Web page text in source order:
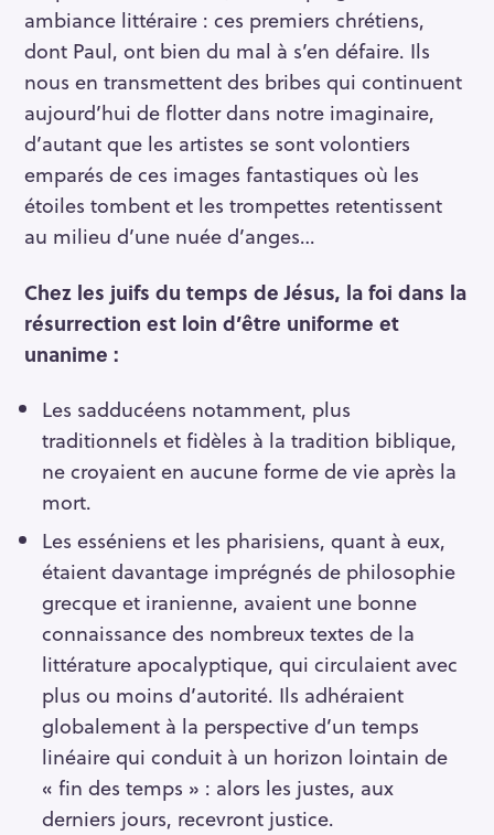
ambiance littéraire : ces premiers chrétiens,
dont Paul, ont bien du mal à s’en défaire. Ils
nous en transmettent des bribes qui continuent
aujourd’hui de flotter dans notre imaginaire,
d’autant que les artistes se sont volontiers
emparés de ces images fantastiques où les
étoiles tombent et les trompettes retentissent
au milieu d’une nuée d’anges…
Chez les juifs du temps de Jésus, la foi dans la
résurrection est loin d’être uniforme et
unanime :
Les sadducéens notamment, plus
traditionnels et fidèles à la tradition biblique,
ne croyaient en aucune forme de vie après la
mort.
Les esséniens et les pharisiens, quant à eux,
étaient davantage imprégnés de philosophie
grecque et iranienne, avaient une bonne
connaissance des nombreux textes de la
littérature apocalyptique, qui circulaient avec
plus ou moins d’autorité. Ils adhéraient
globalement à la perspective d’un temps
linéaire qui conduit à un horizon lointain de
« fin des temps » : alors les justes, aux
derniers jours, recevront justice.